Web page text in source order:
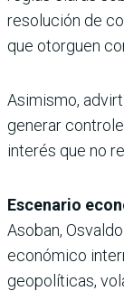
resolución de
que otorguen
Asimismo,
generar
interés que no
Escenario
Asoban,
económico
geopolíticas,